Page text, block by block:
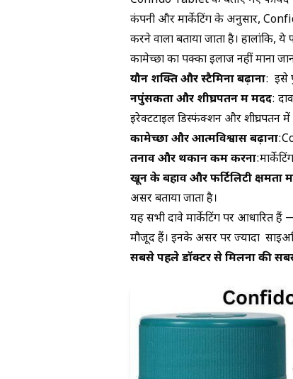
कंपनी और मार्केटिंग के अनुसार,
करने वाला बताया जाता है।
कामेच्छा का पक्का इलाज नहीं माना
यौन शक्ति और स्टैमिना बढ़ाना: इसे
नपुंसकता और शीघ्रपतन में मदद:
इरेक्टटाइल डिस्फंक्शन औरशीघ्रपतनमें
कामेच्छा और आत्मविश्वास बढ़ाना
तनाव और थकान कम करना
खून के बहाव और फर्टिलिटी क्षमता
असर बताया जाता है।
यह सभी दावे मार्केटिंग पर आधारित हैं
मौजूद हैं। इनके असर पर ज्यादा
सबसे पहले डॉक्टर से मिलना की